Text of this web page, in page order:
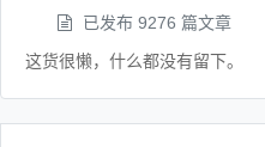
已发布 9276 篇文章
这货很懒，什么都没有留下。